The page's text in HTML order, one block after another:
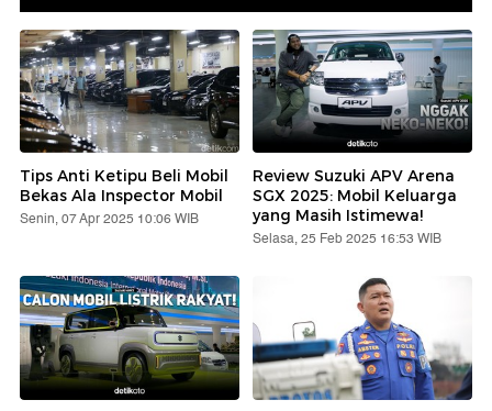
Tips Anti Ketipu Beli Mobil
Bekas Ala Inspector Mobil
Senin, 07 Apr 2025 10:06 WIB
Review Suzuki APV Arena
SGX 2025: Mobil Keluarga
yang Masih Istimewa!
Selasa, 25 Feb 2025 16:53 WIB